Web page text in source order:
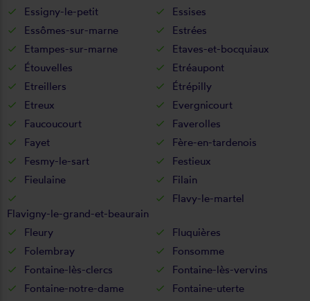
Essigny-le-petit
Essises
Essômes-sur-marne
Estrées
Etampes-sur-marne
Etaves-et-bocquiaux
Étouvelles
Etréaupont
Etreillers
Étrépilly
Etreux
Evergnicourt
Faucoucourt
Faverolles
Fayet
Fère-en-tardenois
Fesmy-le-sart
Festieux
Fieulaine
Filain
Flavigny-le-grand-et-beaurain
Flavy-le-martel
Fleury
Fluquières
Folembray
Fonsomme
Fontaine-lès-clercs
Fontaine-lès-vervins
Fontaine-notre-dame
Fontaine-uterte